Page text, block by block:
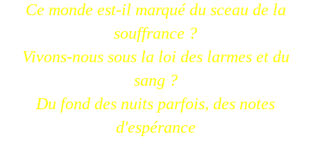
Ce monde est-il marqué du sceau de la
souffrance ?
Vivons-nous sous la loi des larmes et du
sang ?
Du fond des nuits parfois, des notes
d'espérance